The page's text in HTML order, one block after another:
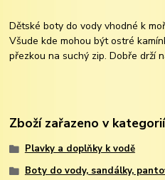
Dětské boty do vody vhodné k
Všude kde mohou být ostré
přezkou na suchý zip. Dobře drží
Zboží zařazeno v
Plavky a doplňky k vodě
Boty do vody, sandálky,